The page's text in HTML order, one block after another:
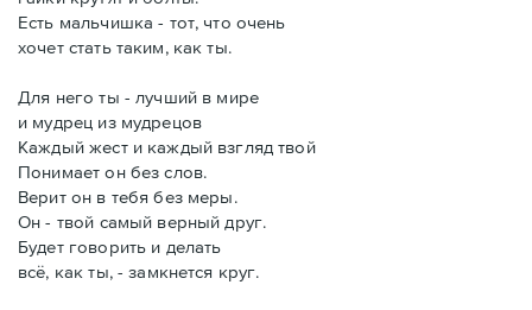
Есть мальчишка - тот, что очень
хочет стать таким, как ты.
Для него ты - лучший в мире
и мудрец из мудрецов
Каждый жест и каждый взгляд твой
Понимает он без слов.
Верит он в тебя без меры.
Он - твой самый верный друг.
Будет говорить и делать
всё, как ты, - замкнется круг.